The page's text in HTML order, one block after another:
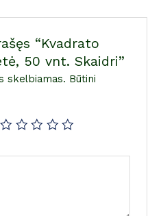
“Kvadrato
50 vnt. Skaidri”
skelbiamas. Būtini